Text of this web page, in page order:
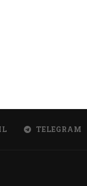
TELEGRAM